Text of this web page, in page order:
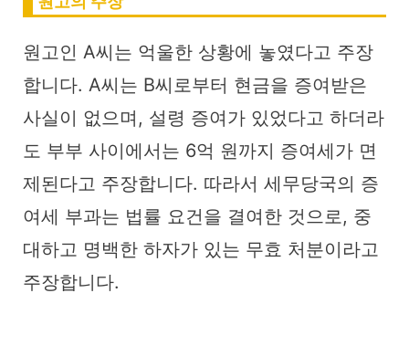
원고인 A씨는 억울한 상황에 놓였다고 주장
합니다. A씨는 B씨로부터 현금을 증여받은
사실이 없으며, 설령 증여가 있었다고 하더라
도 부부 사이에서는 6억 원까지 증여세가 면
제된다고 주장합니다. 따라서 세무당국의 증
여세 부과는 법률 요건을 결여한 것으로, 중
대하고 명백한 하자가 있는 무효 처분이라고
주장합니다.